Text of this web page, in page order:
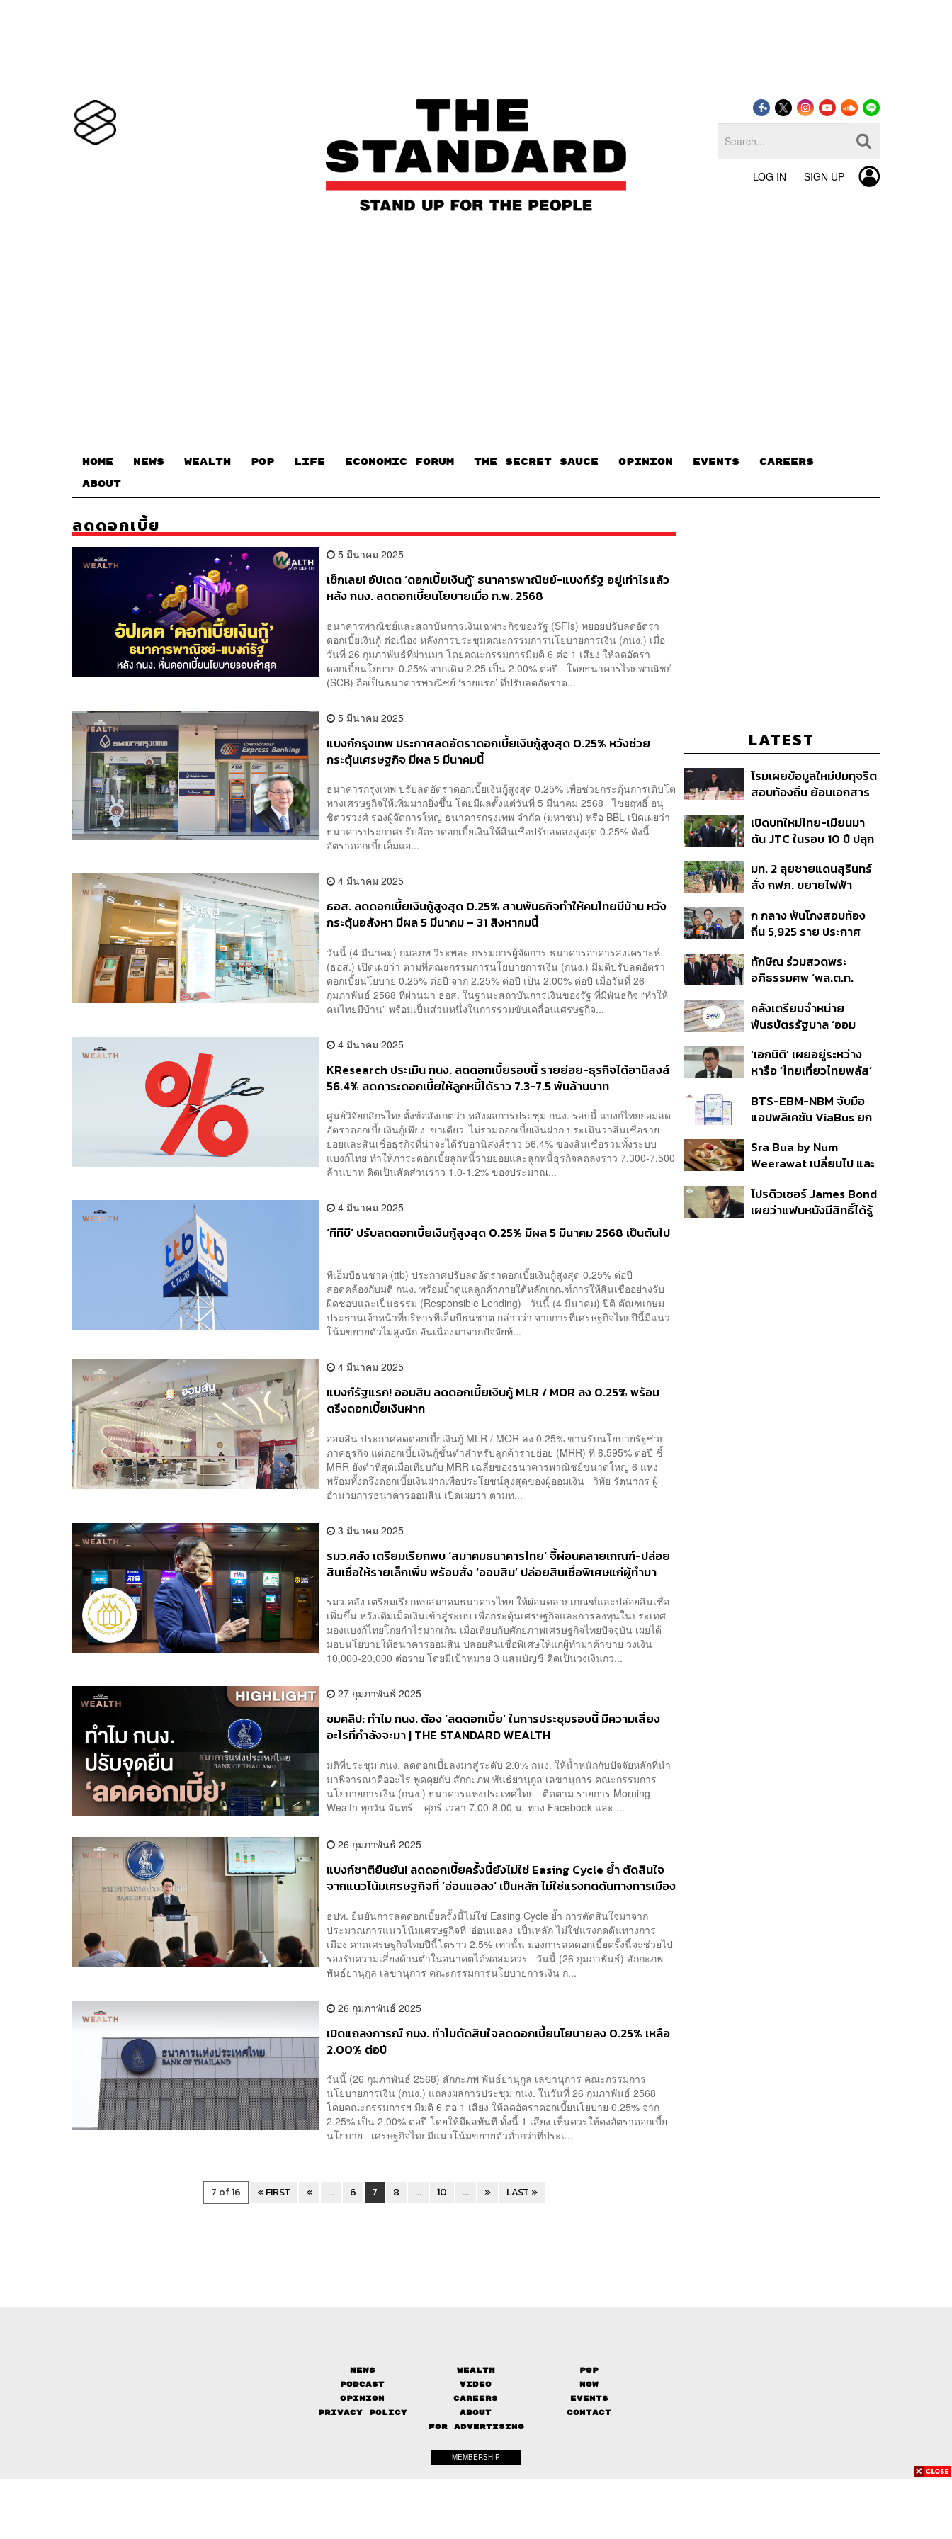
LOG IN SIGN UP
HOME NEWS WEALTH POP LIFE ECONOMIC FORUM THE SECRET SAUCE​ OPINION EVENTS CAREERS
ABOUT
ลดดอกเบี้ย
5 มีนาคม 2025
เช็กเลย! อัปเดต ‘ดอกเบี้ยเงินกู้’ ธนาคารพาณิชย์-แบงก์รัฐ อยู่เท่าไรแล้ว
หลัง กนง. ลดดอกเบี้ยนโยบายเมื่อ ก.พ. 2568
ธนาคารพาณิชย์และสถาบันการเงินเฉพาะกิจของรัฐ (SFIs) ทยอยปรับลดอัตรา
ดอกเบี้ยเงินกู้ ต่อเนื่อง หลังการประชุมคณะกรรมการนโยบายการเงิน (กนง.) เมื่อ
วันที่ 26 กุมภาพันธ์ที่ผ่านมา โดยคณะกรรมการมีมติ 6 ต่อ 1 เสียง ให้ลดอัตรา
ดอกเบี้ยนโยบาย 0.25% จากเดิม 2.25 เป็น 2.00% ต่อปี โดยธนาคารไทยพาณิชย์
(SCB) ถือเป็นธนาคารพาณิชย์ ‘รายแรก’ ที่ปรับลดอัตราด...
5 มีนาคม 2025
แบงก์กรุงเทพ ประกาศลดอัตราดอกเบี้ยเงินกู้สูงสุด 0.25% หวังช่วย
กระตุ้นเศรษฐกิจ มีผล 5 มีนาคมนี้
ธนาคารกรุงเทพ ปรับลดอัตราดอกเบี้ยเงินกู้สูงสุด 0.25% เพื่อช่วยกระตุ้นการเติบโต
ทางเศรษฐกิจให้เพิ่มมากยิ่งขึ้น โดยมีผลตั้งแต่วันที่ 5 มีนาคม 2568 ไชยฤทธิ์ อนุ
ชิตวรวงศ์ รองผู้จัดการใหญ่ ธนาคารกรุงเทพ จำกัด (มหาชน) หรือ BBL เปิดเผยว่า
ธนาคารประกาศปรับอัตราดอกเบี้ยเงินให้สินเชื่อปรับลดลงสูงสุด 0.25% ดังนี้
อัตราดอกเบี้ยเอ็มแอ...
4 มีนาคม 2025
ธอส. ลดดอกเบี้ยเงินกู้สูงสุด 0.25% สานพันธกิจทำให้คนไทยมีบ้าน หวัง
กระตุ้นอสังหา มีผล 5 มีนาคม – 31 สิงหาคมนี้
วันนี้ (4 มีนาคม) กมลภพ วีระพละ กรรมการผู้จัดการ ธนาคารอาคารสงเคราะห์
(ธอส.) เปิดเผยว่า ตามที่คณะกรรมการนโยบายการเงิน (กนง.) มีมติปรับลดอัตรา
ดอกเบี้ยนโยบาย 0.25% ต่อปี จาก 2.25% ต่อปี เป็น 2.00% ต่อปี เมื่อวันที่ 26
กุมภาพันธ์ 2568 ที่ผ่านมา ธอส. ในฐานะสถาบันการเงินของรัฐ ที่มีพันธกิจ “ทำให้
คนไทยมีบ้าน” พร้อมเป็นส่วนหนึ่งในการร่วมขับเคลื่อนเศรษฐกิจ...
4 มีนาคม 2025
KResearch ประเมิน กนง. ลดดอกเบี้ยรอบนี้ รายย่อย-ธุรกิจได้อานิสงส์
56.4% ลดภาระดอกเบี้ยให้ลูกหนี้ได้ราว 7.3-7.5 พันล้านบาท
ศูนย์วิจัยกสิกรไทยตั้งข้อสังเกตว่า หลังผลการประชุม กนง. รอบนี้ แบงก์ไทยยอมลด
อัตราดอกเบี้ยเงินกู้เพียง ‘ขาเดียว’ ไม่รวมดอกเบี้ยเงินฝาก ประเมินว่าสินเชื่อราย
ย่อยและสินเชื่อธุรกิจที่น่าจะได้รับอานิสงส์ราว 56.4% ของสินเชื่อรวมทั้งระบบ
แบงก์ไทย ทำให้ภาระดอกเบี้ยลูกหนี้รายย่อยและลูกหนี้ธุรกิจลดลงราว 7,300-7,500
ล้านบาท คิดเป็นสัดส่วนราว 1.0-1.2% ของประมาณ...
4 มีนาคม 2025
‘ทีทีบี’ ปรับลดดอกเบี้ยเงินกู้สูงสุด 0.25% มีผล 5 มีนาคม 2568 เป็นต้นไป
ทีเอ็มบีธนชาต (ttb) ประกาศปรับลดอัตราดอกเบี้ยเงินกู้สูงสุด 0.25% ต่อปี
สอดคล้องกับมติ กนง. พร้อมย้ำดูแลลูกค้าภายใต้หลักเกณฑ์การให้สินเชื่ออย่างรับ
ผิดชอบและเป็นธรรม (Responsible Lending) วันนี้ (4 มีนาคม) ปิติ ตัณฑเกษม
ประธานเจ้าหน้าที่บริหารทีเอ็มบีธนชาต กล่าวว่า จากการที่เศรษฐกิจไทยปีนี้มีแนว
โน้มขยายตัวไม่สูงนัก อันเนื่องมาจากปัจจัยท้...
4 มีนาคม 2025
แบงก์รัฐแรก! ออมสิน ลดดอกเบี้ยเงินกู้ MLR / MOR ลง 0.25% พร้อม
ตรึงดอกเบี้ยเงินฝาก
ออมสิน ประกาศลดดอกเบี้ยเงินกู้ MLR / MOR ลง 0.25% ขานรับนโยบายรัฐช่วย
ภาคธุรกิจ แต่ดอกเบี้ยเงินกู้ขั้นต่ำสำหรับลูกค้ารายย่อย (MRR) ที่ 6.595% ต่อปี ชี้
MRR ยังต่ำที่สุดเมื่อเทียบกับ MRR เฉลี่ยของธนาคารพาณิชย์ขนาดใหญ่ 6 แห่ง
พร้อมทั้งตรึงดอกเบี้ยเงินฝากเพื่อประโยชน์สูงสุดของผู้ออมเงิน วิทัย รัตนากร ผู้
อำนวยการธนาคารออมสิน เปิดเผยว่า ตามท...
3 มีนาคม 2025
รมว.คลัง เตรียมเรียกพบ ‘สมาคมธนาคารไทย’ จี้ผ่อนคลายเกณฑ์-ปล่อย
สินเชื่อให้รายเล็กเพิ่ม พร้อมสั่ง ‘ออมสิน’ ปล่อยสินเชื่อพิเศษแก่ผู้ทำมา
รมว.คลัง เตรียมเรียกพบสมาคมธนาคารไทย ให้ผ่อนคลายเกณฑ์และปล่อยสินเชื่อ
เพิ่มขึ้น หวังเติมเม็ดเงินเข้าสู่ระบบ เพื่อกระตุ้นเศรษฐกิจและการลงทุนในประเทศ
มองแบงก์ไทยโกยกำไรมากเกิน เมื่อเทียบกับศักยภาพเศรษฐกิจไทยปัจจุบัน เผยได้
มอบนโยบายให้ธนาคารออมสิน ปล่อยสินเชื่อพิเศษให้แก่ผู้ทำมาค้าขาย วงเงิน
10,000-20,000 ต่อราย โดยมีเป้าหมาย 3 แสนบัญชี คิดเป็นวงเงินกว...
27 กุมภาพันธ์ 2025
ชมคลิป: ทำไม กนง. ต้อง ‘ลดดอกเบี้ย’ ในการประชุมรอบนี้ มีความเสี่ยง
อะไรที่กำลังจะมา | THE STANDARD WEALTH
มติที่ประชุม กนง. ลดดอกเบี้ยลงมาสู่ระดับ 2.0% กนง. ให้น้ำหนักกับปัจจัยหลักที่นำ
มาพิจารณาคืออะไร พูดคุยกับ สักกะภพ พันธ์ยานุกูล เลขานุการ คณะกรรมการ
นโยบายการเงิน (กนง.) ธนาคารแห่งประเทศไทย ติดตาม รายการ Morning
Wealth ทุกวัน จันทร์ – ศุกร์ เวลา 7.00-8.00 น. ทาง Facebook และ ...
26 กุมภาพันธ์ 2025
แบงก์ชาติยืนยัน! ลดดอกเบี้ยครั้งนี้ยังไม่ใช่ Easing Cycle ย้ำ ตัดสินใจ
จากแนวโน้มเศรษฐกิจที่ ‘อ่อนแอลง’ เป็นหลัก ไม่ใช่แรงกดดันทางการเมือง
ธปท. ยืนยันการลดดอกเบี้ยครั้งนี้ไม่ใช่ Easing Cycle ย้ำ การตัดสินใจมาจาก
ประมาณการแนวโน้มเศรษฐกิจที่ ‘อ่อนแอลง’ เป็นหลัก ไม่ใช่แรงกดดันทางการ
เมือง คาดเศรษฐกิจไทยปีนี้โตราว 2.5% เท่านั้น มองการลดดอกเบี้ยครั้งนี้จะช่วยไป
รองรับความเสี่ยงด้านต่ำในอนาคตได้พอสมควร วันนี้ (26 กุมภาพันธ์) สักกะภพ
พันธ์ยานุกูล เลขานุการ คณะกรรมการนโยบายการเงิน ก...
26 กุมภาพันธ์ 2025
เปิดแถลงการณ์ กนง. ทำไมตัดสินใจลดดอกเบี้ยนโยบายลง 0.25% เหลือ
2.00% ต่อปี
วันนี้ (26 กุมภาพันธ์ 2568) สักกะภพ พันธ์ยานุกูล เลขานุการ คณะกรรมการ
นโยบายการเงิน (กนง.) แถลงผลการประชุม กนง. ในวันที่ 26 กุมภาพันธ์ 2568
โดยคณะกรรมการฯ มีมติ 6 ต่อ 1 เสียง ให้ลดอัตราดอกเบี้ยนโยบาย 0.25% จาก
2.25% เป็น 2.00% ต่อปี โดยให้มีผลทันที ทั้งนี้ 1 เสียง เห็นควรให้คงอัตราดอกเบี้ย
นโยบาย เศรษฐกิจไทยมีแนวโน้มขยายตัวต่ำกว่าที่ประเ...
7 of 16 « FIRST « ... 6 7 8 ... 10 ... » LAST »
LATEST
โรมเผยข้อมูลใหม่ปมทุจริต
สอบท้องถิ่น ย้อนเอกสาร
อนุทิน จ่อสอบต่อเอี่ยว
ตัดตอน ม.บูรพา หรือไม่
เปิดบทใหม่ไทย-เมียนมา
ดัน JTC ในรอบ 10 ปี ปลุก
ชายแดน ท่าเรือน้ำลึก
ทวาย
มท. 2 ลุยชายแดนสุรินทร์
สั่ง กฟภ. ขยายไฟฟ้า
350’ เสริมความมั่นคง
ชายแดน
ก กลาง ฟันโกงสอบท้อง
ถิ่น 5,925 ราย ประกาศ
ราย รอ ป.ป.ช. ขีดเส้นแล้ว
เสร็จ 31 ส.ค.
ทักษิณ ร่วมสวดพระ
อภิธรรมศพ ‘พล.ต.ท.
สิน’ สิริอายุ 103 ปี แกนนำ
เพื่อไทย-บุคคลหลาก
คลังเตรียมจำหน่าย
พันธบัตรรัฐบาล ‘ออม
ก.ย.นี้ อาจเพิ่มสัดส่วนการ
ขายแบบ Small Lot First
‘เอกนิติ’ เผยอยู่ระหว่าง
หารือ ‘ไทยเที่ยวไทยพลัส’
แสนล้าน มั่นใจงบต่อ ‘ไทย
ช่วยไทย พลัส’ เฟส 2 มี
BTS-EBM-NBM จับมือ
แอปพลิเคชัน ViaBus ยก
รถไฟฟ้า 3 สายแบบเรียล
ไทม์
Sra Bua by Num
Weerawat เปลี่ยนไป และ
ไปอีกครั้ง
โปรดิวเซอร์ James Bond
เผยว่าแฟนหนังมีสิทธิ์ได้รู้
News Wealth
Pop
Podcast
Video
Now
Opinion
Careers
Events
Privacy Policy
About
Contact
FOR ADVERTISING
MEMBERSHIP